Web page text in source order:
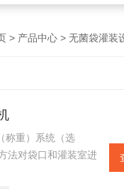
> 产品中心 > 无菌袋灌装
称重）系统（选
法对袋口和灌装室进